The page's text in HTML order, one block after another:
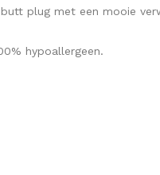
plug met een mooie
hypoallergeen.